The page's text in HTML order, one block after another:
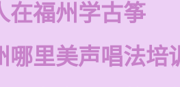
在福州学古筝
哪里美声唱法培